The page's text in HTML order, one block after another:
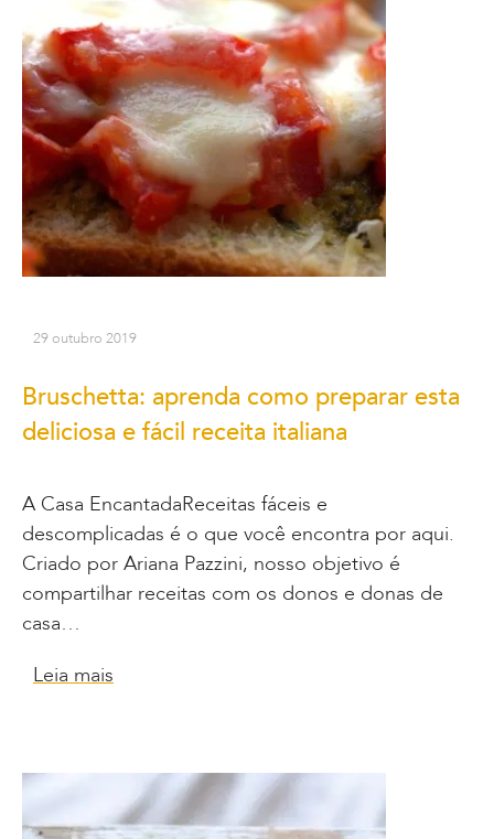
29 outubro 2019
Bruschetta: aprenda como preparar esta
deliciosa e fácil receita italiana
A Casa EncantadaReceitas fáceis e
descomplicadas é o que você encontra por aqui.
Criado por Ariana Pazzini, nosso objetivo é
compartilhar receitas com os donos e donas de
casa…
Leia mais